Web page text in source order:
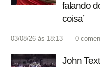
falando
coisa’
03/08/26 às 18:13 0
John